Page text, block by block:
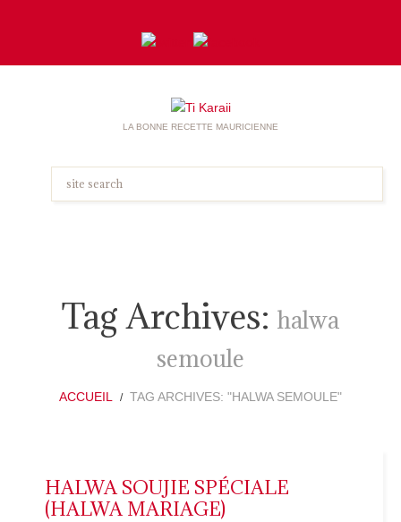
LA BONNE RECETTE MAURICIENNE
Tag Archives: halwa
semoule
ACCUEIL TAG ARCHIVES: "HALWA SEMOULE"
HALWA SOUJIE SPÉCIALE
(HALWA MARIAGE)